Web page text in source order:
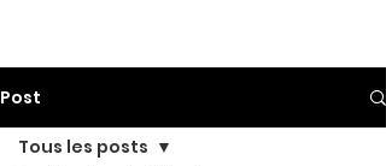
Post
Tous les posts